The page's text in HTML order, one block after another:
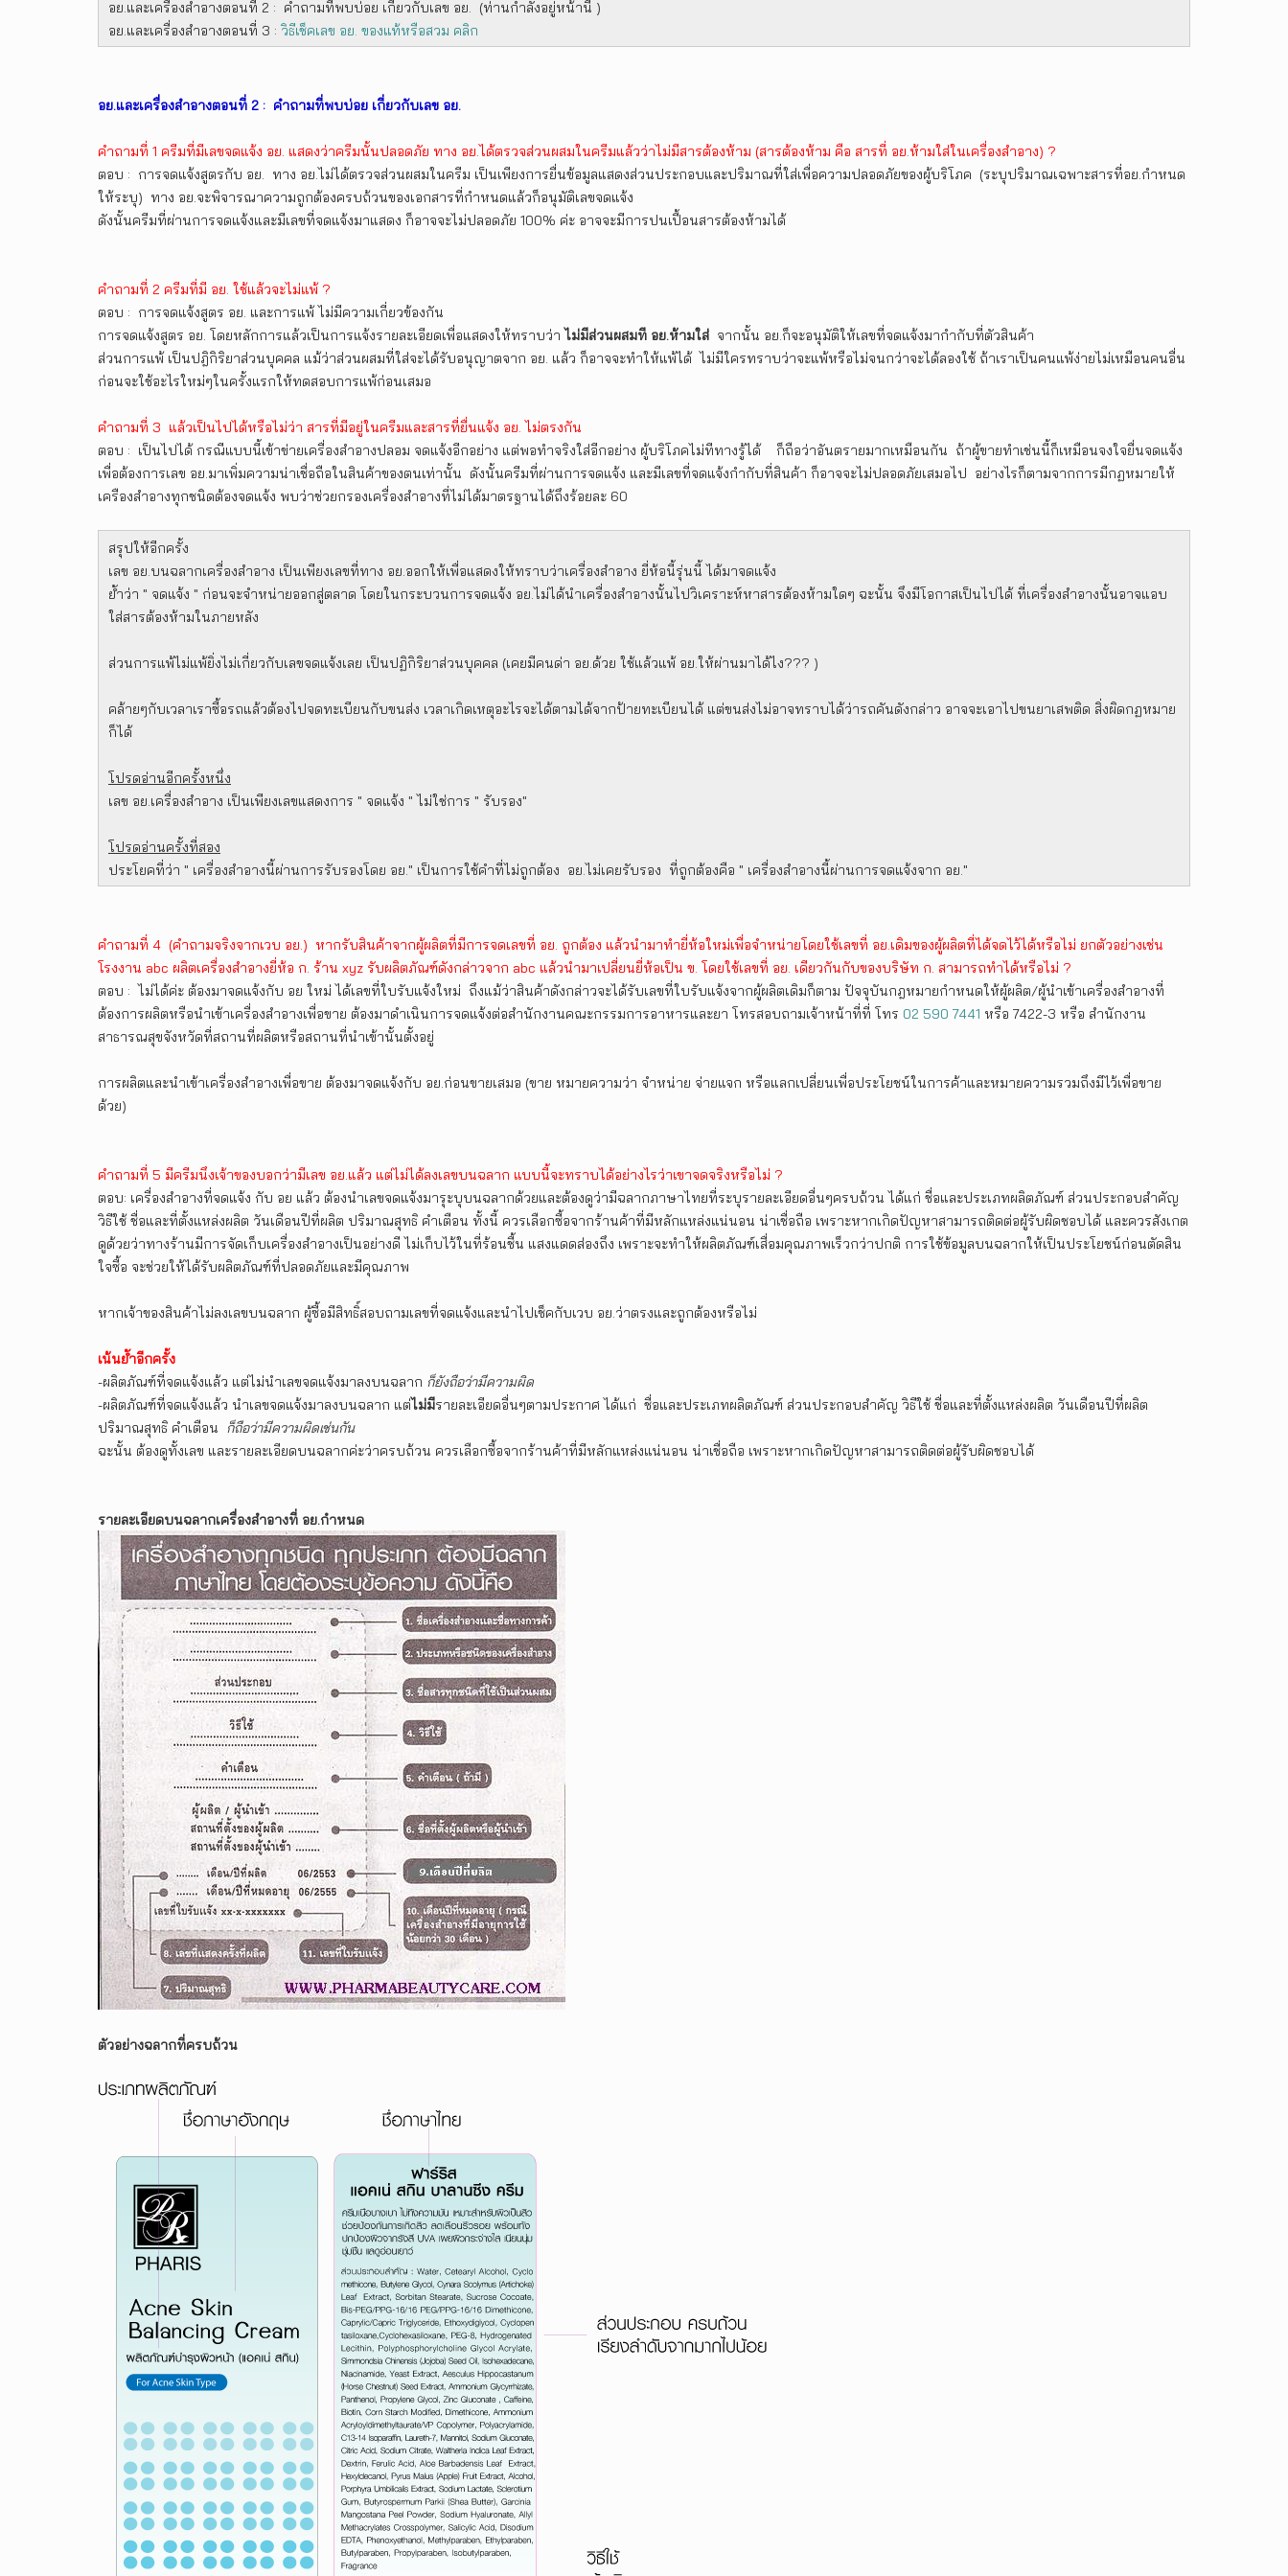
อย.และเครื่องสำอางตอนที่ 2 : คำถามที่พบบ่อย เกี่ยวกับเลข อย. (ท่านกำลังอยู่หน้านี้ )
อย.และเครื่องสำอางตอนที่ 3 : วิธีเช็คเลข อย. ของแท้หรือสวม คลิก
อย.และเครื่องสำอางตอนที่ 2 : คำถามที่พบบ่อย เกี่ยวกับเลข อย.
คำถามที่ 1 ครีมที่มีเลขจดแจ้ง อย. แสดงว่าครีมนั้นปลอดภัย ทาง อย.ได้ตรวจส่วนผสมในครีมแล้วว่าไม่มีสารต้องห้าม (สารต้องห้าม คือ สารที่ อย.ห้ามใส่ในเครื่องสำอาง) ?
ตอบ : การจดแจ้งสูตรกับ อย. ทาง อย.ไม่ได้ตรวจส่วนผสมในครีม เป็นเพียงการยื่นข้อมูลแสดงส่วนประกอบและปริมาณที่ใส่เพื่อความปลอดภัยของผู้บริโภค (ระบุปริมาณเฉพาะสารที่อย.กำหนด
ให้ระบุ) ทาง อย.จะพิจารณาความถูกต้องครบถ้วนของเอกสารที่กำหนดแล้วก็อนุมัติเลขจดแจ้ง
ดังนั้นครีมที่ผ่านการจดแจ้งและมีเลขที่จดแจ้งมาแสดง ก็อาจจะไม่ปลอดภัย 100% ค่ะ อาจจะมีการปนเปื้อนสารต้องห้ามได้
คำถามที่ 2 ครีมที่มี อย. ใช้แล้วจะไม่แพ้ ?
ตอบ : การจดแจ้งสูตร อย. และการแพ้ ไม่มีความเกี่ยวข้องกัน
การจดแจ้งสูตร อย. โดยหลักการแล้วเป็นการแจ้งรายละเอียดเพื่อแสดงให้ทราบว่า ไม่มีส่วนผสมที อย.ห้ามใส่ จากนั้น อย.ก็จะอนุมัติให้เลขที่จดแจ้งมากำกับที่ตัวสินค้า
ส่วนการแพ้ เป็นปฎิกิริยาส่วนบุคคล แม้ว่าส่วนผสมที่ใส่จะได้รับอนุญาตจาก อย. แล้ว ก็อาจจะทำให้แพ้ได้ ไม่มีใครทราบว่าจะแพ้หรือไม่จนกว่าจะได้ลองใช้ ถ้าเราเป็นคนแพ้ง่ายไม่เหมือนคนอื่น
ก่อนจะใช้อะไรใหม่ๆในครั้งแรกให้ทดสอบการแพ้ก่อนเสมอ
คำถามที่ 3 แล้วเป็นไปได้หรือไม่ว่า สารที่มีอยู่ในครีมและสารที่ยื่นแจ้ง อย. ไม่ตรงกัน
ตอบ : เป็นไปได้ กรณีแบบนี้เข้าข่ายเครื่องสำอางปลอม จดแจ้งอีกอย่าง แต่พอทำจริงใส่อีกอย่าง ผู้บริโภคไม่ทีทางรู้ได้ ก็ถือว่าอันตรายมากเหมือนกัน ถ้าผู้ขายทำเช่นนี้ก็เหมือนจงใจยื่นจดแจ้ง
เพื่อต้องการเลข อย.มาเพิ่มความน่าเชื่อถือในสินค้าของตนเท่านั้น ดังนั้นครีมที่ผ่านการจดแจ้ง และมีเลขที่จดแจ้งกำกับที่สินค้า ก็อาจจะไม่ปลอดภัยเสมอไป อย่างไรก็ตามจากการมีกฏหมายให้
เครืองสำอางทุกชนิดต้องจดแจ้ง พบว่าช่วยกรองเครื่องสำอางที่ไม่ได้มาตรฐานได้ถึงร้อยละ 60
สรุปให้อีกครั้ง
เลข อย.บนฉลากเครื่องสำอาง เป็นเพียงเลขที่ทาง อย.ออกให้เพื่อแสดงให้ทราบว่าเครื่องสำอาง ยี่ห้อนี้รุ่นนี้ ได้มาจดแจ้ง
ย้ำว่า " จดแจ้ง " ก่อนจะจำหน่ายออกสู่ตลาด โดยในกระบวนการจดแจ้ง อย.ไม่ได้นำเครื่องสำอางนั้นไปวิเคราะห์หาสารต้องห้ามใดๆ ฉะนั้น จึงมีโอกาสเป็นไปได้ ที่เครื่องสำอางนั้นอาจแอบ
ใส่สารต้องห้ามในภายหลัง
ส่วนการแพ้ไม่แพ้ยิ่งไม่เกี่ยวกับเลขจดแจ้งเลย เป็นปฏิกิริยาส่วนบุคคล (เคยมีคนด่า อย.ด้วย ใช้แล้วแพ้ อย.ให้ผ่านมาได้ไง??? )
คล้ายๆกับเวลาเราซื้อรถแล้วต้องไปจดทะเบียนกับขนส่ง เวลาเกิดเหตุอะไรจะได้ตามได้จากป้ายทะเบียนได้ แต่ขนส่งไม่อาจทราบได้ว่ารถคันดังกล่าว อาจจะเอาไปขนยาเสพติด สิ่งผิดกฏหมาย
ก็ได้
โปรดอ่านอีกครั้งหนึ่ง
เลข อย.เครื่องสำอาง เป็นเพียงเลขแสดงการ " จดแจ้ง " ไม่ใช่การ " รับรอง"
โปรดอ่านครั้งที่สอง
ประโยคที่ว่า " เครื่องสำอางนี้ผ่านการรับรองโดย อย." เป็นการใช้คำที่ไม่ถูกต้อง อย.ไม่เคยรับรอง ที่ถูกต้องคือ " เครื่องสำอางนี้ผ่านการจดแจ้งจาก อย."
คำถามที่ 4 (คำถามจริงจากเวบ อย.) หากรับสินค้าจากผู้ผลิตที่มีการจดเลขที่ อย. ถูกต้อง แล้วนำมาทำยี่ห้อใหม่เพื่อจำหน่ายโดยใช้เลขที่ อย.เดิมของผู้ผลิตที่ได้จดไว้ได้หรือไม่ ยกตัวอย่างเช่น
โรงงาน abc ผลิตเครื่องสำอางยี่ห้อ ก. ร้าน xyz รับผลิตภัณฑ์ดังกล่าวจาก abc แล้วนำมาเปลี่ยนยี่ห้อเป็น ข. โดยใช้เลขที่ อย. เดียวกันกับของบริษัท ก. สามารถทำได้หรือไม่ ?
ตอบ : ไม่ได้ค่ะ ต้องมาจดแจ้งกับ อย ใหม่ ได้เลขที่ใบรับแจ้งใหม่ ถึงแม้ว่าสินค้าดังกล่าวจะได้รับเลขที่ใบรับแจ้งจากผู้ผลิตเดิมก็ตาม ปัจจุบันกฎหมายกำหนดให้ผู้ผลิต/ผู้นำเข้าเครื่องสำอางที่
ต้องการผลิตหรือนำเข้าเครื่องสำอางเพื่อขาย ต้องมาดำเนินการจดแจ้งต่อสำนักงานคณะกรรมการอาหารและยา โทรสอบถามเจ้าหน้าที่ที่ โทร 02 590 7441 หรือ 7422-3 หรือ สำนักงาน
สาธารณสุขจังหวัดที่สถานที่ผลิตหรือสถานที่นำเข้านั้นตั้งอยู่
การผลิตและนำเข้าเครื่องสำอางเพื่อขาย ต้องมาจดแจ้งกับ อย.ก่อนขายเสมอ (ขาย หมายความว่า จำหน่าย จ่ายแจก หรือแลกเปลี่ยนเพื่อประโยชน์ในการค้าและหมายความรวมถึงมีไว้เพื่อขาย
ด้วย)
คำถามที่ 5 มีครีมนึงเจ้าของบอกว่ามีเลข อย.แล้ว แต่ไม่ได้ลงเลขบนฉลาก แบบนี้จะทราบได้อย่างไรว่าเขาจดจริงหรือไม่ ?
ตอบ: เครื่องสำอางที่จดแจ้ง กับ อย แล้ว ต้องนำเลขจดแจ้งมารุะบุบนฉลากด้วยและต้องดูว่ามีฉลากภาษาไทยที่ระบุรายละเอียดอื่นๆครบถ้วน ได้แก่ ชื่อและประเภทผลิตภัณฑ์ ส่วนประกอบสำคัญ
วิธีใช้ ชื่อและที่ตั้งแหล่งผลิต วันเดือนปีที่ผลิต ปริมาณสุทธิ คำเตือน ทั้งนี้ ควรเลือกซื้อจากร้านค้าที่มีหลักแหล่งแน่นอน น่าเชื่อถือ เพราะหากเกิดปัญหาสามารถติดต่อผู้รับผิดชอบได้ และควรสังเกต
ดูด้วยว่าทางร้านมีการจัดเก็บเครื่องสำอางเป็นอย่างดี ไม่เก็บไว้ในที่ร้อนชื้น แสงแดดส่องถึง เพราะจะทำให้ผลิตภัณฑ์เสื่อมคุณภาพเร็วกว่าปกติ การใช้ข้อมูลบนฉลากให้เป็นประโยชน์ก่อนตัดสิน
ใจซื้อ จะช่วยให้ได้รับผลิตภัณฑ์ที่ปลอดภัยและมีคุณภาพ
หากเจ้าของสินค้าไม่ลงเลขบนฉลาก ผู้ซื้อมีสิทธิ์สอบถามเลขที่จดแจ้งและนำไปเช็คกับเวบ อย.ว่าตรงและถูกต้องหรือไม่
เน้นย้ำอีกครั้ง
-ผลิตภัณฑ์ที่จดแจ้งแล้ว แต่ไม่นำเลขจดแจ้งมาลงบนฉลาก ก็ยังถือว่ามีความผิด
-ผลิตภัณฑ์ที่จดแจ้งแล้ว นำเลขจดแจ้งมาลงบนฉลาก แต่ไม่มีรายละเอียดอื่นๆตามประกาศ ได้แก่ ชื่อและประเภทผลิตภัณฑ์ ส่วนประกอบสำคัญ วิธีใช้ ชื่อและที่ตั้งแหล่งผลิต วันเดือนปีที่ผลิต
ปริมาณสุทธิ คำเตือน
ก็ถือว่ามีความผิดเช่นกัน
ฉะนั้น ต้องดูทั้งเลข และรายละเอียดบนฉลากค่ะว่าครบถ้วน ควรเลือกซื้อจากร้านค้าที่มีหลักแหล่งแน่นอน น่าเชื่อถือ เพราะหากเกิดปัญหาสามารถติดต่อผู้รับผิดชอบได้
รายละเอียดบนฉลากเครื่องสำอางที่ อย.กำหนด
ตัวอย่างฉลากที่ครบถ้วน